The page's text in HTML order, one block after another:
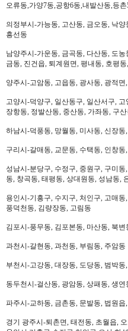
오류동,가양7동,공항6동,내발산동,등
의정부시-가능동, 고산동, 금오동, 낙
흥선동
남양주시-가운동, 금곡동, 다산동, 도
금동, 진건읍, 퇴계원면, 평내동, 호평
양주시-고암동, 고읍동, 광사동, 광적
고양시-덕양구, 일산동구, 일산서구,
장항동, 정발산동, 중산동, 가좌동, 구
하남시-덕풍동, 망월동, 미사동, 신장
구리시-갈매동, 교문동, 수택동, 인창동
성남시-분당구, 수정구, 중원구, 구미
동, 창곡동, 태평동, 상대원동, 성남동,
용인시-기흥구, 수지구, 처인구, 고매
풍덕천동, 김량장동, 고림동
김포시-풍무동, 김포본동, 마산동, 북변
과천시-갈현동, 과천동, 부림동, 주암동
부천시-고강동, 대장동, 도당동, 범박
동두천시-걸산동, 광암동, 상패동, 생
파주시-교하동, 금촌동, 문발동, 법원
경기 광주시-퇴촌면, 태전동, 초월읍,